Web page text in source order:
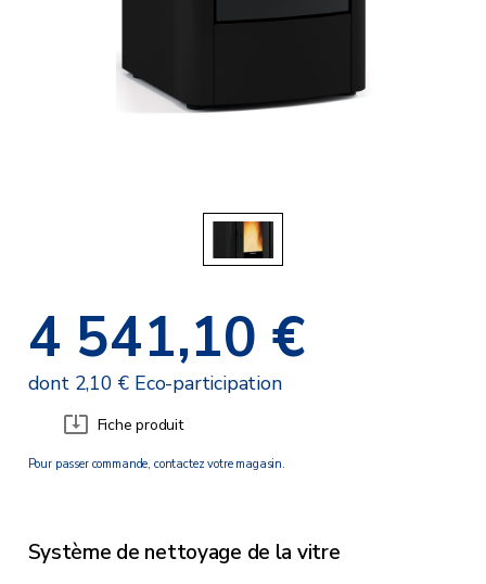
4 541,10 €
dont 2,10 € Eco-participation
Fiche produit
Pour passer commande, contactez votre magasin.
Système de nettoyage de la vitre